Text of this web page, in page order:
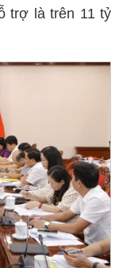
trợ là trên 11 tỷ